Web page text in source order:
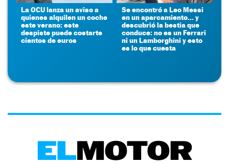
La OCU lanza un aviso a
quienes alquilen un coche
este verano: este
despiste puede costarte
cientos de euros
Se encontró a Leo Messi
en un aparcamiento... y
descubrió la bestia que
conduce: no es un Ferrari
ni un Lamborghini y esto
es lo que cuesta